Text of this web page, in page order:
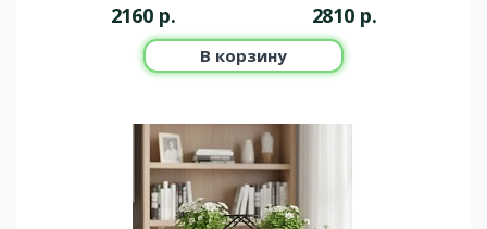
2160 р. 2810 р.
В корзину